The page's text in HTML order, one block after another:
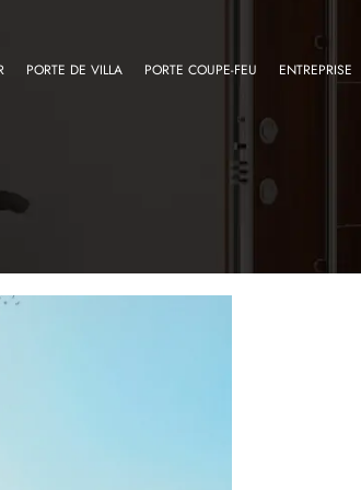
PORTE DE VILLA PORTE COUPE-FEU ENTREPRISE